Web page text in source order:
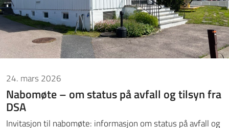
24. mars 2026
Nabomøte – om status på avfall og tilsyn fra
DSA
Invitasjon til nabomøte: informasjon om status på avfall og